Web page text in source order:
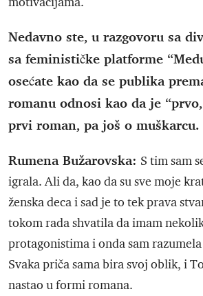
Nedavno ste, u razgovoru sa
sa feminističke platforme
osećate kao da se publika
romanu odnosi kao da je
prvi roman, pa još o muškarcu.
Rumena Bužarovska: S tim sam
igrala. Ali da, kao da su sve moje
ženska deca i sad je to tek prava
tokom rada shvatila da imam
protagonistima i onda sam
Svaka priča sama bira svoj oblik, i
nastao u formi romana.